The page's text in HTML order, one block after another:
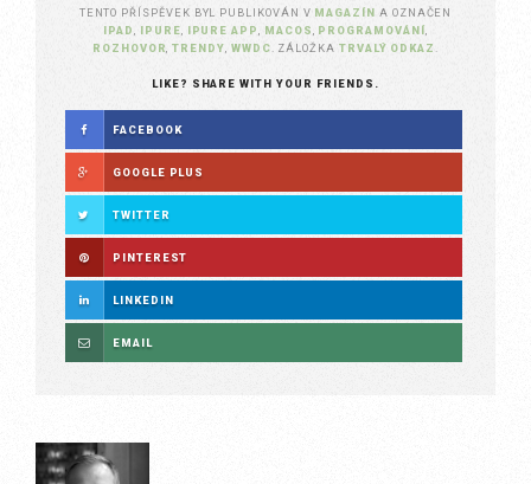
TENTO PŘÍSPĚVEK BYL PUBLIKOVÁN V MAGAZÍN A OZNAČEN
IPAD
IPURE IPURE APP MACOS PROGRAMOVÁNÍ
ROZHOVOR ,TRENDY WWDC . ZÁLOŽKA TRVALÝ ODKAZ
LIKE? SHARE WITH YOUR FRIENDS.
FACEBOOK
GOOGLE PLUS
TWITTER
PINTEREST
LINKEDIN
EMAIL